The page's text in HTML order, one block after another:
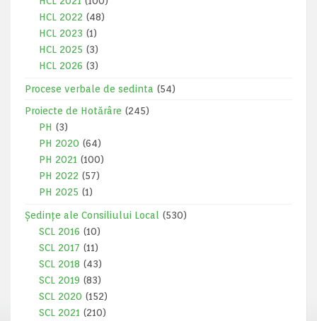
HCL 2022 (48)
HCL 2023 (1)
HCL 2025 (3)
HCL 2026 (3)
Procese verbale de sedinta (54)
Proiecte de Hotărâre (245)
PH (3)
PH 2020 (64)
PH 2021 (100)
PH 2022 (57)
PH 2025 (1)
Ședințe ale Consiliului Local
(530)
SCL 2016 (10)
SCL 2017 (11)
SCL 2018 (43)
SCL 2019 (83)
SCL 2020 (152)
SCL 2021 (210)